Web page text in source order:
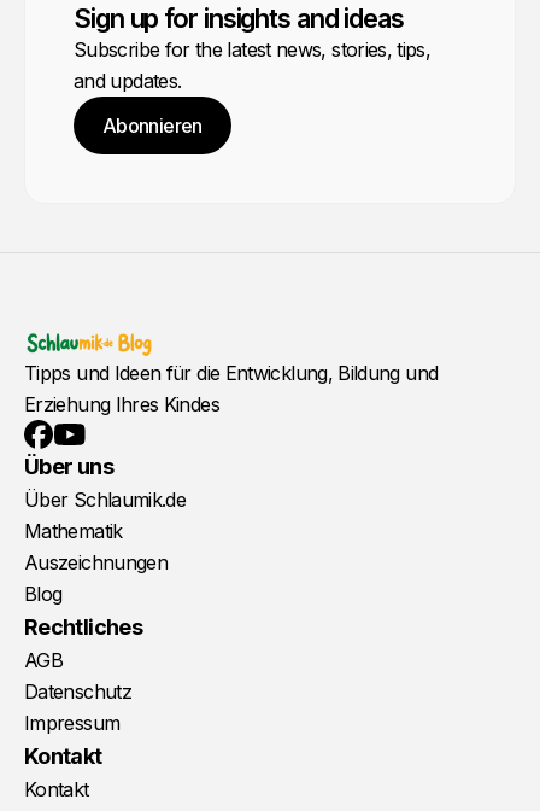
Sign up for insights and ideas
Subscribe for the latest news, stories, tips,
and updates.
Abonnieren
Tipps und Ideen für die Entwicklung, Bildung und
Erziehung Ihres Kindes
Facebook
YouTube
Über uns
Über Schlaumik.de
Mathematik
Auszeichnungen
Blog
Rechtliches
AGB
Datenschutz
Impressum
Kontakt
Kontakt